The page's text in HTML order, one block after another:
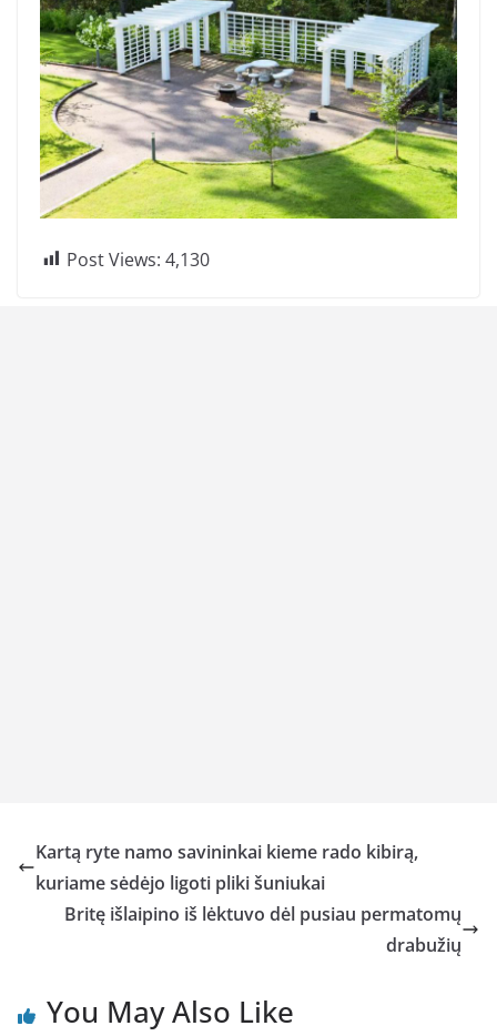
Post Views: 4,130
Kartą ryte namo savininkai kieme rado kibirą,
kuriame sėdėjo ligoti pliki šuniukai
Britę išlaipino iš lėktuvo dėl pusiau permatomų
drabužių
You May Also Like